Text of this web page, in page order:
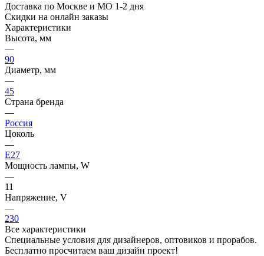
Доставка по Москве и МО 1-2 дня
Скидки на онлайн заказы
Характеристики
Высота, мм
—
90
Диаметр, мм
—
45
Страна бренда
—
Россия
Цоколь
—
E27
Мощность лампы, W
—
11
Напряжение, V
—
230
Все характеристики
Специальные условия для дизайнеров, оптовиков и прорабов.
Бесплатно просчитаем ваш дизайн проект!